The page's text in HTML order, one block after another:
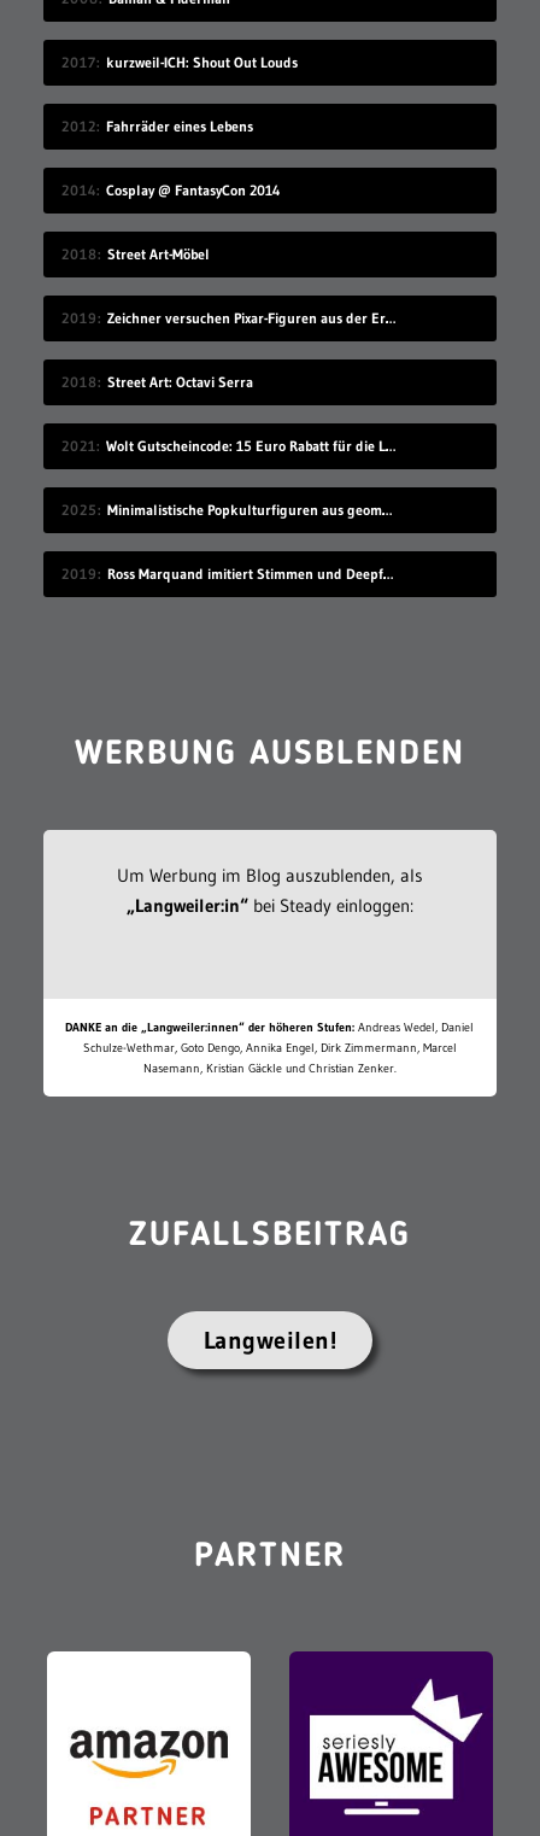
2017 kurzweil-ICH: Shout Out Louds
2012 Fahrräder eines Lebens
2014 Cosplay @ FantasyCon 2014
2018 Street Art-Möbel
2019 Zeichner versuchen Pixar-Figuren aus der Erinnerung raus zu malen
2018 Street Art: Octavi Serra
2021 Wolt Gutscheincode: 15 Euro Rabatt für die Lieferando-Alternative!
2025 Minimalistische Popkulturfiguren aus geometrischen Formen
2019 Ross Marquand imitiert Stimmen und Deepfake die passenden Gesichter
WERBUNG AUSBLENDEN
Um Werbung im Blog auszublenden, als
„Langweiler:in“bei Steady einloggen:
DANKE an die „Langweiler:innen“ der höheren Stufen: Andreas Wedel, Daniel
Schulze-Wethmar, Goto Dengo, Annika Engel, Dirk Zimmermann, Marcel
Nasemann, Kristian Gäckle und Christian Zenker.
ZUFALLSBEITRAG
Langweilen!
PARTNER